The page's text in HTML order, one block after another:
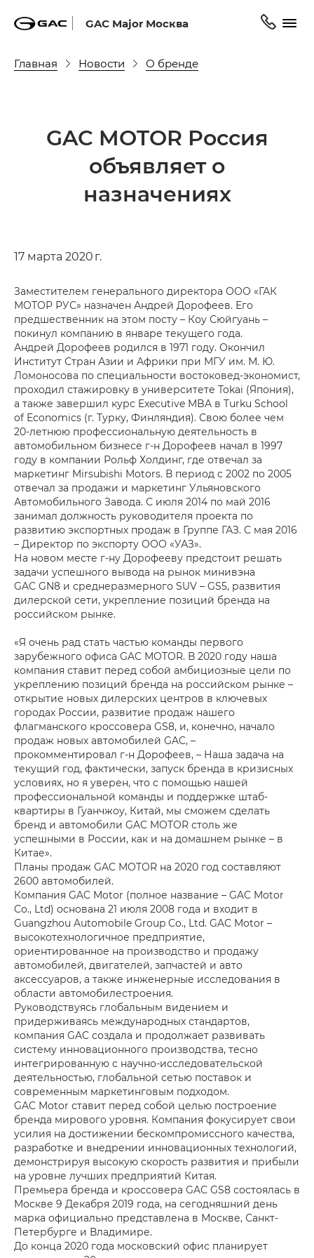
GAC Major Москва
Главная Новости О бренде
GAC MOTOR Россия
объявляет о
назначениях
17 марта 2020 г.
Заместителем генерального директора ООО «ГАК
МОТОР РУС» назначен Андрей Дорофеев. Его
предшественник на этом посту – Коу Сюйгуань –
покинул компанию в январе текущего года.
Андрей Дорофеев родился в 1971 году. Окончил
Институт Стран Азии и Африки при МГУ им. М. Ю.
Ломоносова по специальности востоковед-экономист,
проходил стажировку в университете Tokai (Япония),
а также завершил курс Executive MBA в Turku School
of Economics (г. Турку, Финляндия). Свою более чем
20-летнюю профессиональную деятельность в
автомобильном бизнесе г-н Дорофеев начал в 1997
году в компании Рольф Холдинг, где отвечал за
маркетинг Mirsubishi Motors. В период с 2002 по 2005
отвечал за продажи и маркетинг Ульяновского
Автомобильного Завода. С июля 2014 по май 2016
занимал должность руководителя проекта по
развитию экспортных продаж в Группе ГАЗ. С мая 2016
– Директор по экспорту ООО «УАЗ».
На новом месте г-ну Дорофееву предстоит решать
задачи успешного вывода на рынок минивэна
GAC GN8 и среднеразмерного SUV – GS5, развития
дилерской сети, укрепление позиций бренда на
российском рынке.
«Я очень рад стать частью команды первого
зарубежного офиса GAC MOTOR. В 2020 году наша
компания ставит перед собой амбициозные цели по
укреплению позиций бренда на российском рынке –
открытие новых дилерских центров в ключевых
городах России, развитие продаж нашего
флагманского кроссовера GS8, и, конечно, начало
продаж новых автомобилей GAC, –
прокомментировал г-н Дорофеев, – Наша задача на
текущий год, фактически, запуск бренда в кризисных
условиях, но я уверен, что с помощью нашей
профессиональной команды и поддержке штаб-
квартиры в Гуанчжоу, Китай, мы сможем сделать
бренд и автомобили GAC MOTOR столь же
успешными в России, как и на домашнем рынке – в
Китае».
Планы продаж GAC MOTOR на 2020 год составляют
2600 автомобилей.
Компания GAC Motor (полное название – GAC Motor
Co., Ltd) основана 21 июля 2008 года и входит в
Guangzhou Automobile Group Co., Ltd. GAC Motor –
высокотехнологичное предприятие,
ориентированное на производство и продажу
автомобилей, двигателей, запчастей и авто
аксессуаров, а также инженерные исследования в
области автомобилестроения.
Руководствуясь глобальным видением и
придерживаясь международных стандартов,
компания GAC создала и продолжает развивать
систему инновационного производства, тесно
интегрированную с научно-исследовательской
деятельностью, глобальной сетью поставок и
современным маркетинговым подходом.
GAC Motor ставит перед собой целью построение
бренда мирового уровня. Компания фокусирует свои
усилия на достижении бескомпромиссного качества,
разработке и внедрении инновационных технологий,
демонстрируя высокую скорость развития и прибыли
на уровне лучших предприятий Китая.
Премьера бренда и кроссовера GAC GS8 состоялась в
Москве 9 Декабря 2019 года, на сегодняшний день
марка официально представлена в Москве, Санкт-
Петербурге и Владимире.
До конца 2020 года московский офис планирует